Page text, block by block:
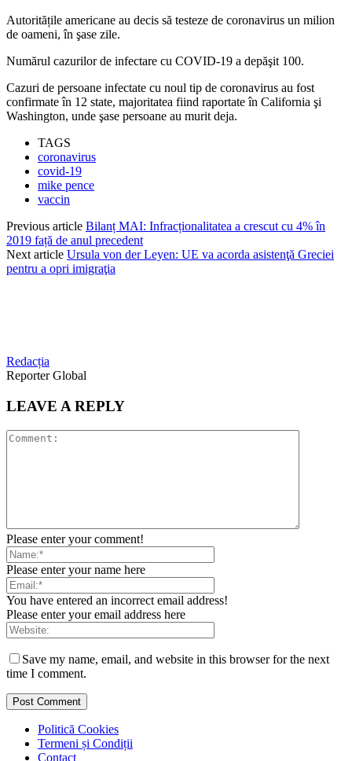
Autoritățile americane au decis să testeze de coronavirus un milion
de oameni, în şase zile.
Numărul cazurilor de infectare cu COVID-19 a depăşit 100.
Cazuri de persoane infectate cu noul tip de coronavirus au fost
confirmate în 12 state, majoritatea fiind raportate în California şi
Washington, unde şase persoane au murit deja.
TAGS
coronavirus
covid-19
mike pence
vaccin
Previous article Bilanț MAI: Infracționalitatea a crescut cu 4% în
2019 față de anul precedent
Next article Ursula von der Leyen: UE va acorda asistenţă Greciei
pentru a opri imigraţia
Redacția
Reporter Global
LEAVE A REPLY
Please enter your comment!
Please enter your name here
You have entered an incorrect email address!
Please enter your email address here
Save my name, email, and website in this browser for the next
time I comment.
Politică Cookies
Termeni și Condiții
Contact